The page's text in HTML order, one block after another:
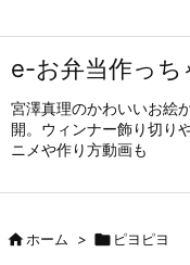
e-お弁当作っ
宮澤真理のかわいいお絵
開。ウィンナー飾り切り
ニメや作り方動画も
ホーム >  ピヨピヨ